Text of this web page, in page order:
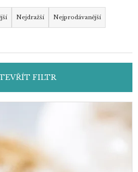
Nejdražší Nejprodávanější
FILTR